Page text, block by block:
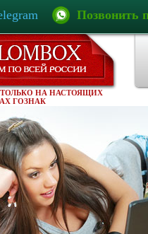
Позвонить
НА НАСТОЯЩИХ
ГОЗНАК